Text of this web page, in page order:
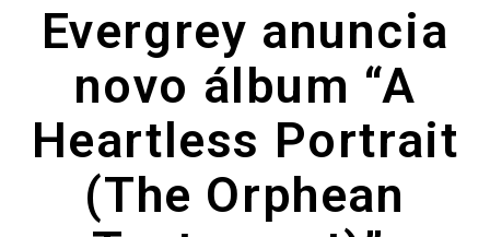
Evergrey anuncia
novo álbum “A
Heartless Portrait
(The Orphean